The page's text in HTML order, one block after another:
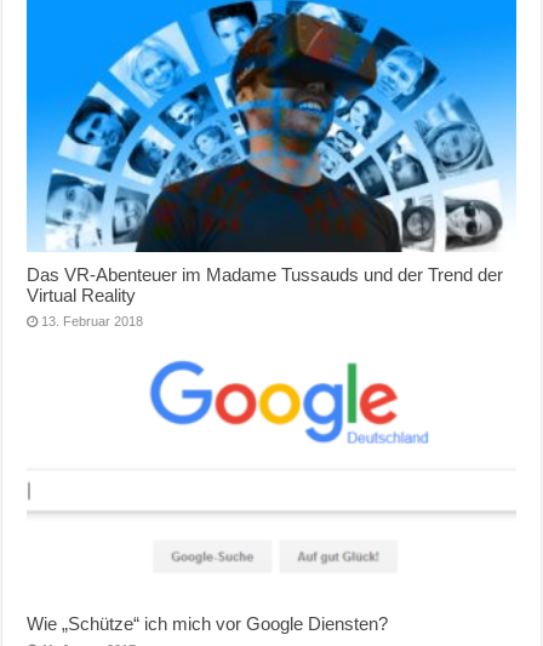
Das VR-Abenteuer im Madame Tussauds und der Trend der
Virtual Reality
13. Februar 2018
Wie „Schütze“ ich mich vor Google Diensten?